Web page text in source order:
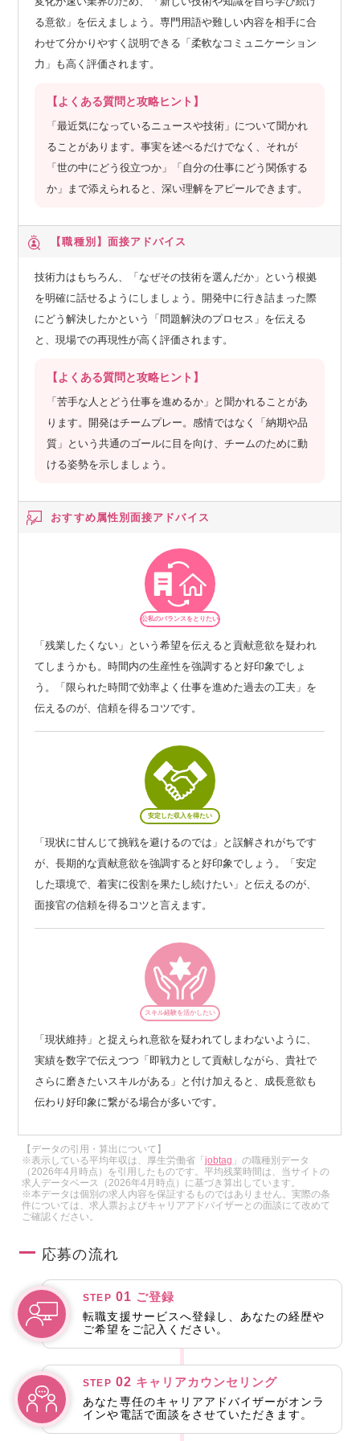
る意欲」を伝えましょう。専門用語や難しい内容を相手に合
わせて分かりやすく説明できる「柔軟なコミュニケーション
力」も高く評価されます。
【よくある質問と攻略ヒント】
「最近気になっているニュースや技術」について聞かれ
ることがあります。事実を述べるだけでなく、それが
「世の中にどう役立つか」「自分の仕事にどう関係する
か」まで添えられると、深い理解をアピールできます。
【職種別】 面接アドバイス
技術力はもちろん、「なぜその技術を選んだか」という根拠
を明確に話せるようにしましょう。開発中に行き詰まった際
にどう解決したかという「問題解決のプロセス」を伝える
と、現場での再現性が高く評価されます。
【よくある質問と攻略ヒント】
「苦手な人とどう仕事を進めるか」と聞かれることがあ
ります。開発はチームプレー。感情ではなく「納期や品
質」という共通のゴールに目を向け、チームのために動
ける姿勢を示しましょう。
おすすめ属性別面接アドバイス
公私のバランスをとりたい
「残業したくない」という希望を伝えると貢献意欲を疑われ
てしまうかも。時間内の生産性を強調すると好印象でしょ
う。「限られた時間で効率よく仕事を進めた過去の工夫」を
伝えるのが、信頼を得るコツです。
安定した収入を得たい
「現状に甘んじて挑戦を避けるのでは」と誤解されがちです
が、長期的な貢献意欲を強調すると好印象でしょう。「安定
した環境で、着実に役割を果たし続けたい」と伝えるのが、
面接官の信頼を得るコツと言えます。
スキル経験を活かしたい
「現状維持」と捉えられ意欲を疑われてしまわないように、
実績を数字で伝えつつ「即戦力として貢献しながら、貴社で
さらに磨きたいスキルがある」と付け加えると、成長意欲も
伝わり好印象に繋がる場合が多いです。
【データの引用・算出について】
※表示している平均年収は、厚生労働省「jobtag 」の職種別データ
（2026年4月時点）を引用したものです。平均残業時間は、当サイトの
求人データベース（2026年4月時点）に基づき算出しています。
※本データは個別の求人内容を保証するものではありません。実際の条
件については、求人票およびキャリアアドバイザーとの面談にて改めて
ご確認ください。
応募の流れ
STEP 01 ご登録
転職支援サービスへ登録し、あなたの経歴や
ご希望をご記入ください。
STEP 02 キャリアカウンセリング
あなた専任のキャリアアドバイザーがオンラ
インや電話で面談をさせていただきます。